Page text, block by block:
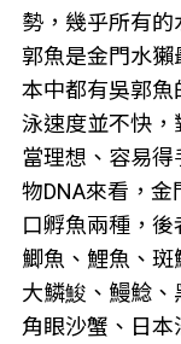
勢，幾乎所有
郭魚是金門水
本中都有吳郭魚
泳速度並不快，
當理想、容易
物DNA來看，
口孵魚兩種，
鯽魚、鯉魚、斑
大鱗鮻、鰻鯰、
角眼沙蟹、日